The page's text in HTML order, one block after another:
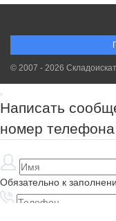
© 2007 - 2026
Написать
номер телефона
Обязательно к